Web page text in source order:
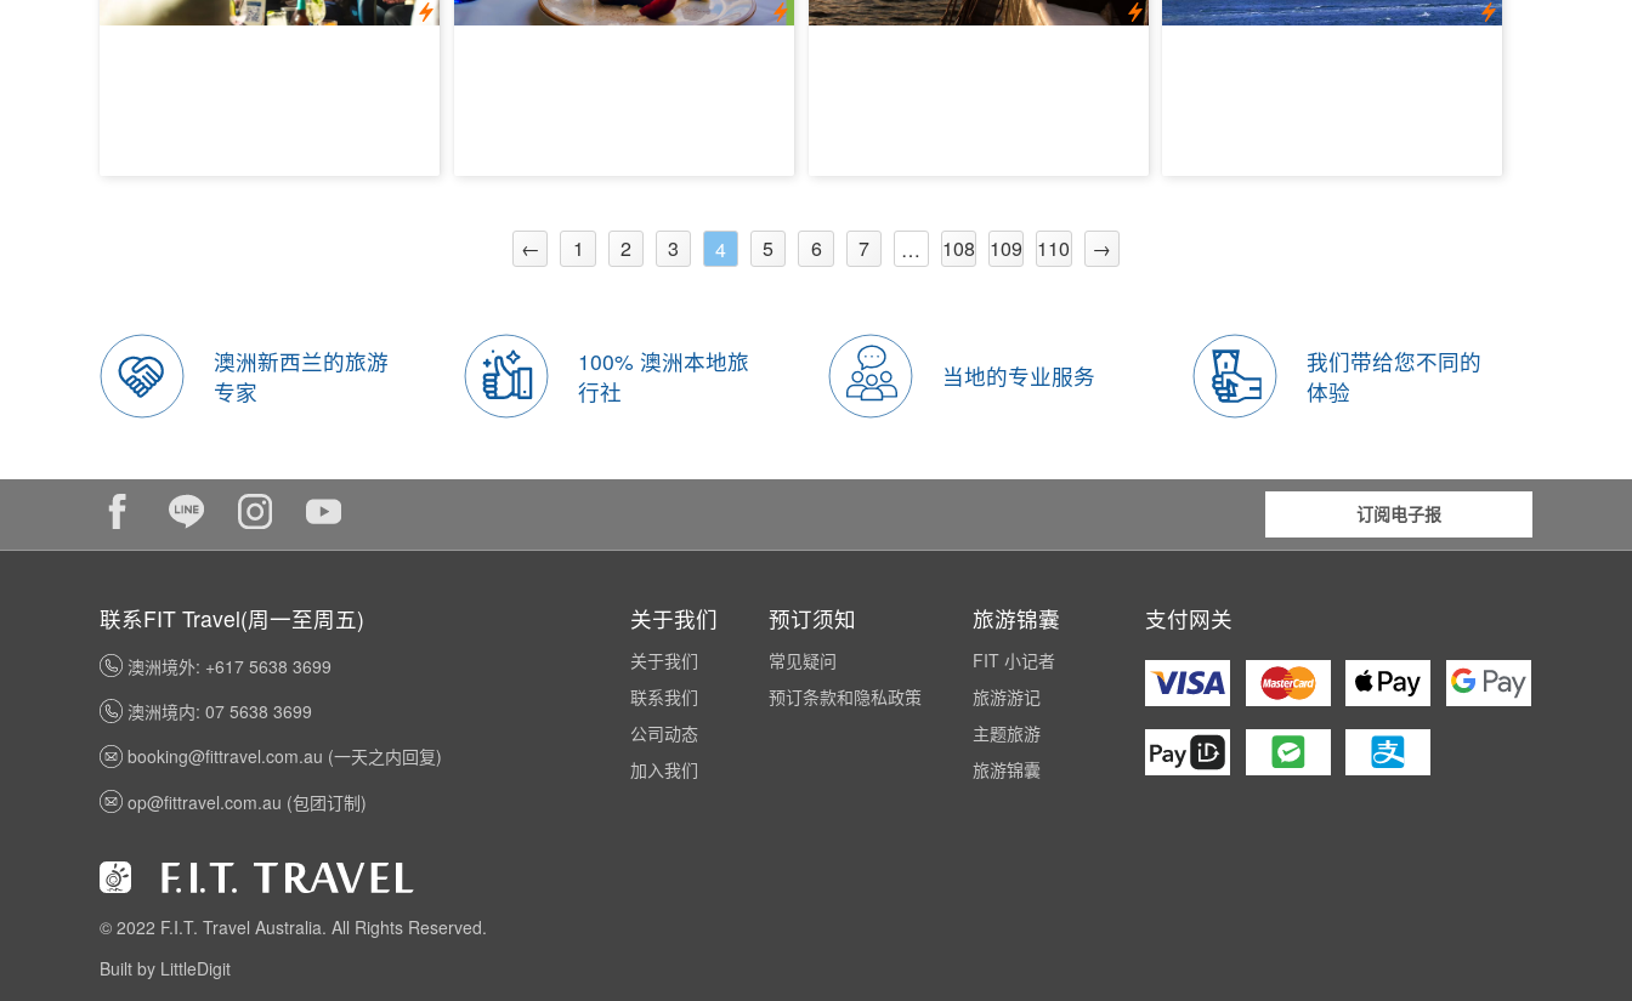
← 1 2 3 4 5 6 7 … 108 109 110 →
澳洲新西兰的旅游
专家
100% 澳洲本地旅
行社
当地的专业服务
我们带给您不同的
体验
订阅电子报
联系FIT Travel(周一至周五)
澳洲境外: +617 5638 3699
澳洲境内: 07 5638 3699
booking@fittravel.com.au (一天之内回复)
op@fittravel.com.au (包团订制)
关于我们
关于我们
联系我们
公司动态
加入我们
预订须知
常见疑问
预订条款和隐私政策
旅游锦囊
FIT 小记者
旅游游记
主题旅游
旅游锦囊
支付网关
© 2022 F.I.T. Travel Australia. All Rights Reserved.
Built by LittleDigit